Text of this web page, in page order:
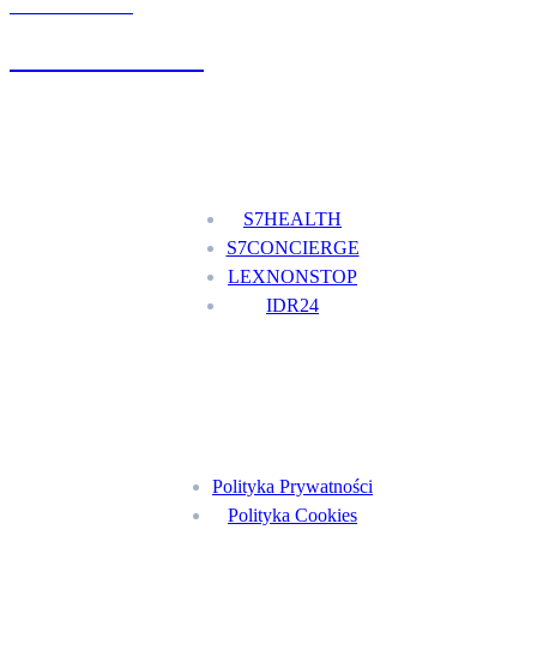
S7HEALTH
S7CONCIERGE
LEXNONSTOP
IDR24
Polityka Prywatności
Polityka Cookies